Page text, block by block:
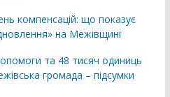
компенсацій: що показує
на Межівщині
та 48 тисяч одиниць
громада – підсумки